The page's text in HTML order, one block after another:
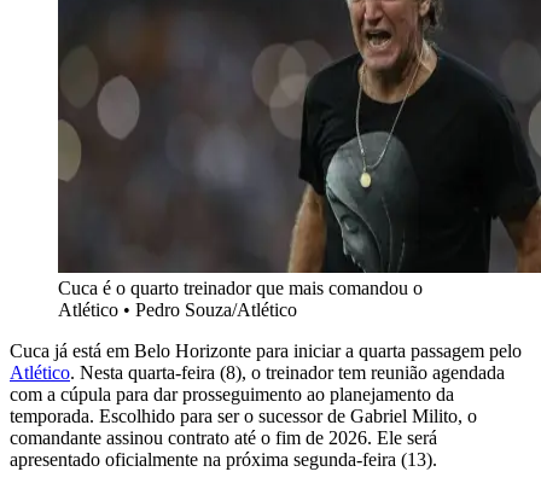
Cuca é o quarto treinador que mais comandou o
Atlético • Pedro Souza/Atlético
Cuca já está em Belo Horizonte para iniciar a quarta passagem pelo
Atlético. Nesta quarta-feira (8), o treinador tem reunião agendada
com a cúpula para dar prosseguimento ao planejamento da
temporada. Escolhido para ser o sucessor de Gabriel Milito, o
comandante assinou contrato até o fim de 2026. Ele será
apresentado oficialmente na próxima segunda-feira (13).